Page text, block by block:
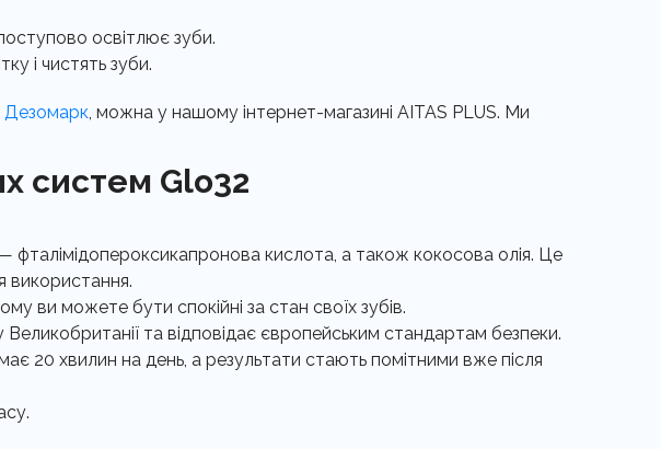
освітлює зуби.
і чистять зуби.
Дезомарк, можна у нашому інтернет-магазині AITAS PLUS. Ми
систем Glo32
фталімідопероксикапронова кислота, а також кокосова олія. Це
використання.
ви можете бути спокійні за стан своїх зубів.
та відповідає європейським стандартам безпеки.
20 хвилин на день, а результати стають помітними вже після